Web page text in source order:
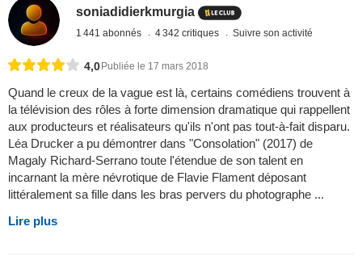
soniadidierkmurgia
1 441 abonnés 4 342 critiques Suivre son activité
4,0Publiée le 17 mars 2018
Quand le creux de la vague est là, certains comédiens trouvent à
la télévision des rôles à forte dimension dramatique qui rappellent
aux producteurs et réalisateurs qu'ils n'ont pas tout-à-fait disparu.
Léa Drucker a pu démontrer dans "Consolation" (2017) de
Magaly Richard-Serrano toute l'étendue de son talent en
incarnant la mère névrotique de Flavie Flament déposant
littéralement sa fille dans les bras pervers du photographe ...
Lire plus